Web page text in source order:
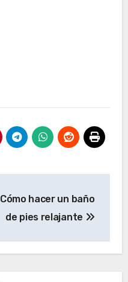
Cómo hacer un baño
de pies relajante